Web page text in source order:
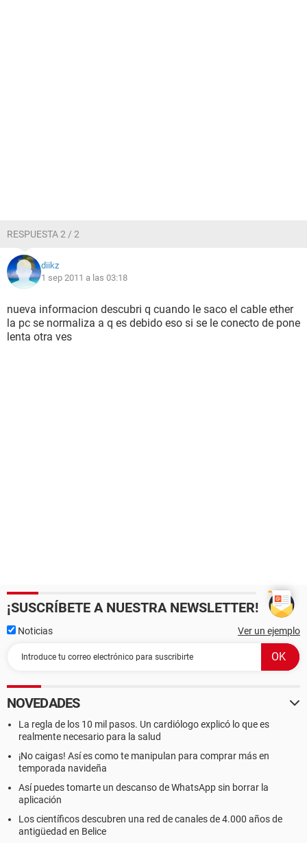
RESPUESTA 2 / 2
diikz
1 sep 2011 a las 03:18
nueva informacion descubri q cuando le saco el cable ether
la pc se normaliza a q es debido eso si se le conecto de pone
lenta otra ves
¡SUSCRÍBETE A NUESTRA NEWSLETTER!
Noticias Ver un ejemplo
NOVEDADES
La regla de los 10 mil pasos. Un cardiólogo explicó lo que es
realmente necesario para la salud
¡No caigas! Así es como te manipulan para comprar más en
temporada navideña
Así puedes tomarte un descanso de WhatsApp sin borrar la
aplicación
Los científicos descubren una red de canales de 4.000 años de
antigüedad en Belice